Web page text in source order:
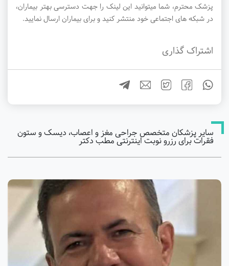
پزشک محترم، شما میتوانید این لینک را جهت دسترسی بهتر بیماران،
در شبکه های اجتماعی خود منتشر کنید و برای بیماران ارسال نمایید.
اشتراک گذاری
سایر پزشکان متخصص جراحی مغز و اعصاب، دیسک و ستون
فقرات برای رزرو نوبت اینترنتی مطب دکتر